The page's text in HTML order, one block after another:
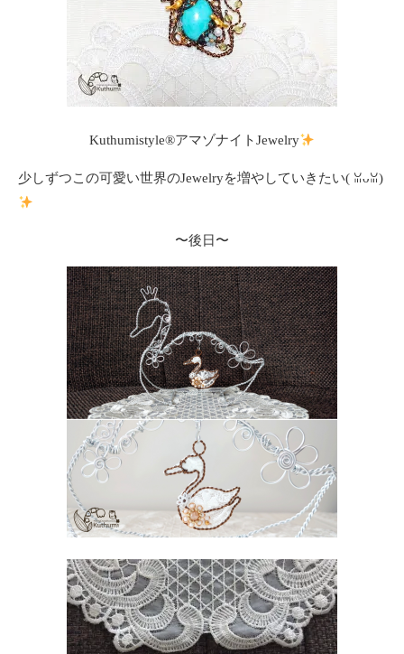
Kuthumistyle®アマゾナイトJewelry
少しずつこの可愛い世界のJewelryを増やしていきたい(⁠ ⁠ꈍ⁠ᴗ⁠ꈍ⁠)
〜後日〜